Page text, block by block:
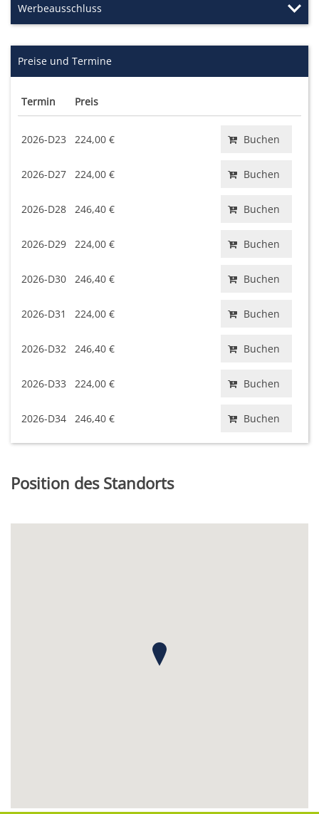
Werbeausschluss
Preise und Termine
Termin Preis
2026-D23 224,00 € Buchen
2026-D27 224,00 € Buchen
2026-D28 246,40 € Buchen
2026-D29 224,00 € Buchen
2026-D30 246,40 € Buchen
2026-D31 224,00 € Buchen
2026-D32 246,40 € Buchen
2026-D33 224,00 € Buchen
2026-D34 246,40 € Buchen
Position des Standorts